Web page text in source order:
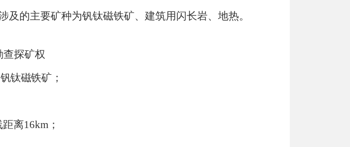
及的主要矿种为钒钛磁铁矿、建筑用闪长岩、地热。
查探矿权
钛磁铁矿；
离16km ；